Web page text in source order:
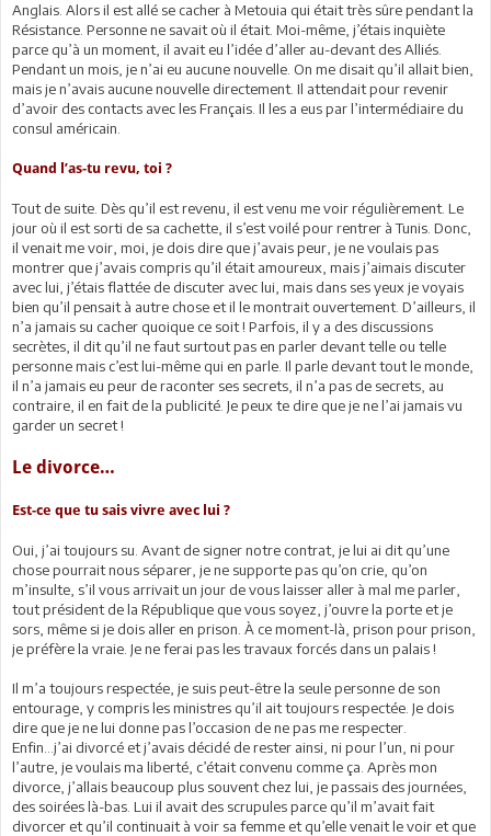
Anglais. Alors il est allé se cacher à Metouia qui était très sûre pendant la
Résistance. Personne ne savait où il était. Moi-même, j’étais inquiète
parce qu’à un moment, il avait eu l’idée d’aller au-devant des Alliés.
Pendant un mois, je n’ai eu aucune nouvelle. On me disait qu’il allait bien,
mais je n’avais aucune nouvelle directement. Il attendait pour revenir
d’avoir des contacts avec les Français. Il les a eus par l’intermédiaire du
consul américain.
Quand l’as-tu revu, toi ?
Tout de suite. Dès qu’il est revenu, il est venu me voir régulièrement. Le
jour où il est sorti de sa cachette, il s’est voilé pour rentrer à Tunis. Donc,
il venait me voir, moi, je dois dire que j’avais peur, je ne voulais pas
montrer que j’avais compris qu’il était amoureux, mais j’aimais discuter
avec lui, j’étais flattée de discuter avec lui, mais dans ses yeux je voyais
bien qu’il pensait à autre chose et il le montrait ouvertement. D’ailleurs, il
n’a jamais su cacher quoique ce soit ! Parfois, il y a des discussions
secrètes, il dit qu’il ne faut surtout pas en parler devant telle ou telle
personne mais c’est lui-même qui en parle. Il parle devant tout le monde,
il n’a jamais eu peur de raconter ses secrets, il n’a pas de secrets, au
contraire, il en fait de la publicité. Je peux te dire que je ne l’ai jamais vu
garder un secret !
Le divorce…
Est-ce que tu sais vivre avec lui ?
Oui, j’ai toujours su. Avant de signer notre contrat, je lui ai dit qu’une
chose pourrait nous séparer, je ne supporte pas qu’on crie, qu’on
m’insulte, s’il vous arrivait un jour de vous laisser aller à mal me parler,
tout président de la République que vous soyez, j’ouvre la porte et je
sors, même si je dois aller en prison. À ce moment-là, prison pour prison,
je préfère la vraie. Je ne ferai pas les travaux forcés dans un palais !
Il m’a toujours respectée, je suis peut-être la seule personne de son
entourage, y compris les ministres qu’il ait toujours respectée. Je dois
dire que je ne lui donne pas l’occasion de ne pas me respecter.
Enfin…j’ai divorcé et j’avais décidé de rester ainsi, ni pour l’un, ni pour
l’autre, je voulais ma liberté, c’était convenu comme ça. Après mon
divorce, j’allais beaucoup plus souvent chez lui, je passais des journées,
des soirées là-bas. Lui il avait des scrupules parce qu’il m’avait fait
divorcer et qu’il continuait à voir sa femme et qu’elle venait le voir et que